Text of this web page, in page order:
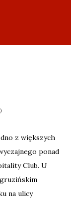
)
z większych
ponad
Club. U
na ulicy